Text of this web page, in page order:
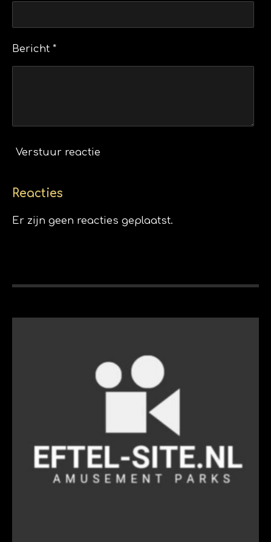
Bericht *
Verstuur reactie
Reacties
Er zijn geen reacties geplaatst.